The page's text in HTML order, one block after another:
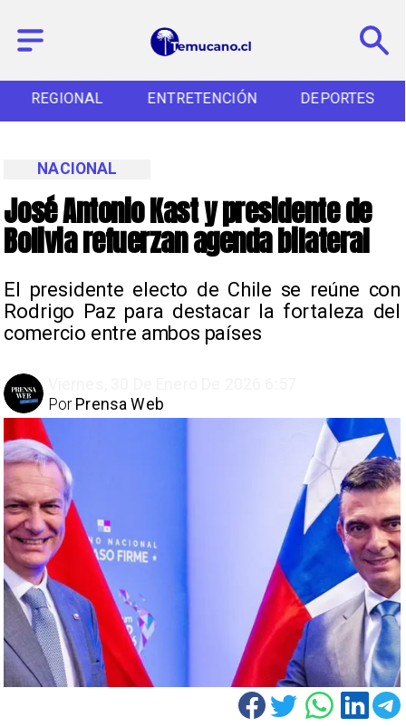
REGIONAL ENTRETENCIÓN DEPORTES
José Antonio Kast y presidente de
Bolivia refuerzan agenda bilateral
El presidente electo de Chile se reúne con
Rodrigo Paz para destacar la fortaleza del
comercio entre ambos países
NACIONAL
Prensa Web
Por